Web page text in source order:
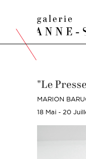
"Le
MARION
18 Mai - 20